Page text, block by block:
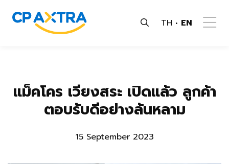
TH EN
แม็คโคร เวียงสระ เปิดแล้ว ลูกค้า
ตอบรับดีอย่างล้นหลาม
15 September 2023